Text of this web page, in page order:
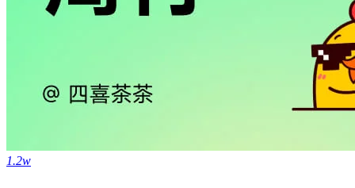
1.2w